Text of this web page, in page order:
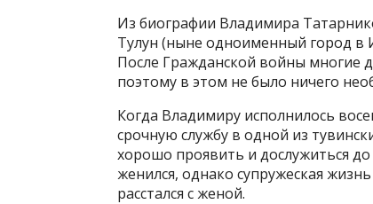
Из биографии Владимира
Тулун (ныне одноименный город в
После Гражданской войны многие
поэтому в этом не было ничего
Когда Владимиру исполнилось
срочную службу в одной из
хорошо проявить и дослужиться
женился, однако супружеская
расстался с женой.